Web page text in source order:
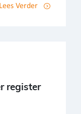
Lees Verder
register